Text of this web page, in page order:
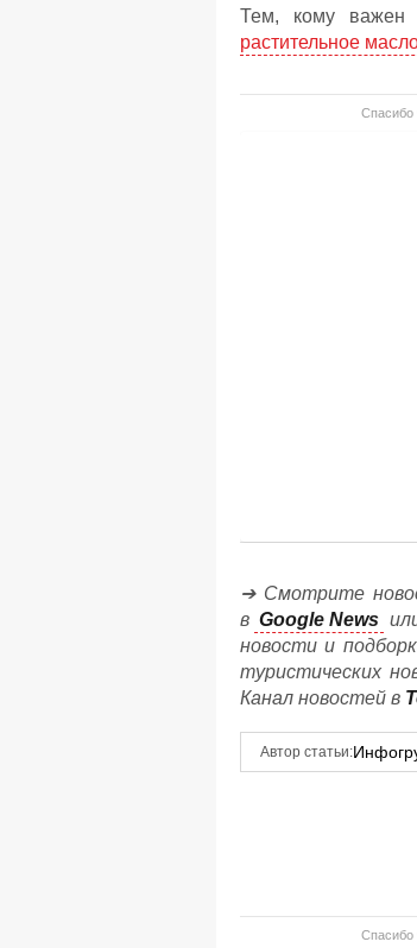
Тем, кому важен
растительное
Спасибо
➔ Смотрите
в Google News
новости и
туристических
Канал новостей в
Автор статьи:
Спасибо